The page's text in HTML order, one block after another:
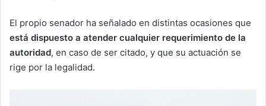
El propio senador ha señalado en distintas ocasiones que
está dispuesto a atender cualquier requerimiento de la
autoridad, en caso de ser citado, y que su actuación se
rige por la legalidad.